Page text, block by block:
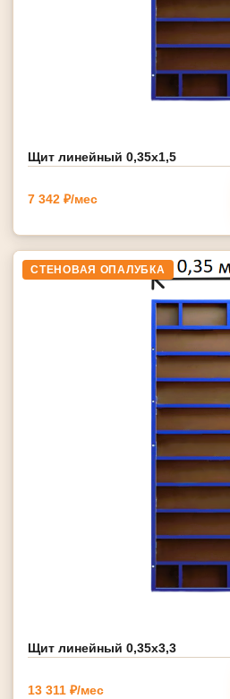
Щит линейный 0,35х1,5
7 342 ₽/мес
СТЕНОВАЯ ОПАЛУБКА
Щит линейный 0,35х3,3
13 311 ₽/мес